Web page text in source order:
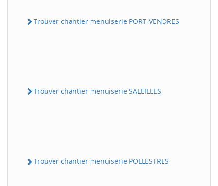
Trouver chantier menuiserie PORT-VENDRES
Trouver chantier menuiserie SALEILLES
Trouver chantier menuiserie POLLESTRES